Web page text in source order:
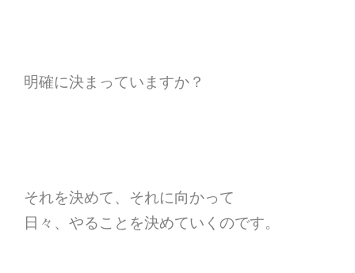
明確に決まっていますか？
それを決めて、それに向かって
日々、やることを決めていくのです。